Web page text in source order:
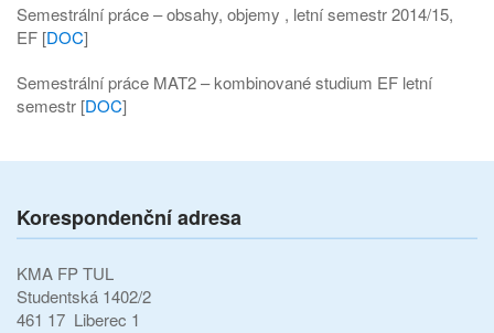
Semestrální práce – obsahy, objemy , letní semestr 2014/15,
EF [DOC]
Semestrální práce MAT2 – kombinované studium EF letní
semestr [DOC]
Korespondenční adresa
KMA FP TUL
Studentská 1402/2
461 17 Liberec 1